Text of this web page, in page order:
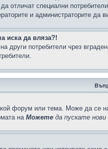
отличат специални
и администраторите да
иска да вляза?!
други потребители чрез
форум или тема. Може да
на Можете да пускате